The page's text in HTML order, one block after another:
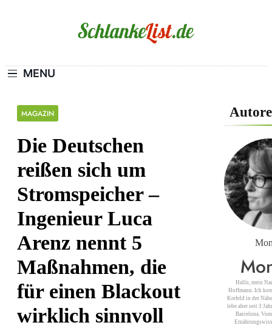
Schlanke-
MENU
MAGAZIN
Die Deutschen
reißen sich um
Stromspeicher –
Ingenieur Luca
Arenz nennt 5
Maßnahmen, die
für einen Blackout
wirklich sinnvoll
Hallo, mein
Hoffmann. Ich
Krefeld in der
lebe aber seit 3
Barcelona.